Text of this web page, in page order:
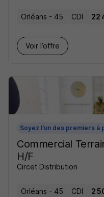
Orléans - 45 CDI 22
Voir l’offre
Soyez l'un des premiers à
Commercial
H/F
Circet Distribution
Orléans - 45 CDI 2